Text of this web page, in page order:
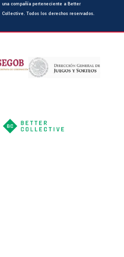
una compañía perteneciente a Better
Collective. Todos los derechos reservados.